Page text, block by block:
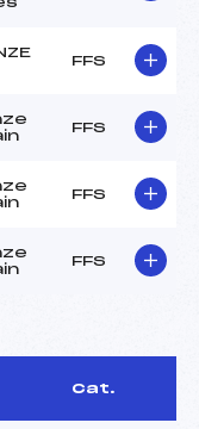
FFS
FFS
FFS
FFS
Cat.